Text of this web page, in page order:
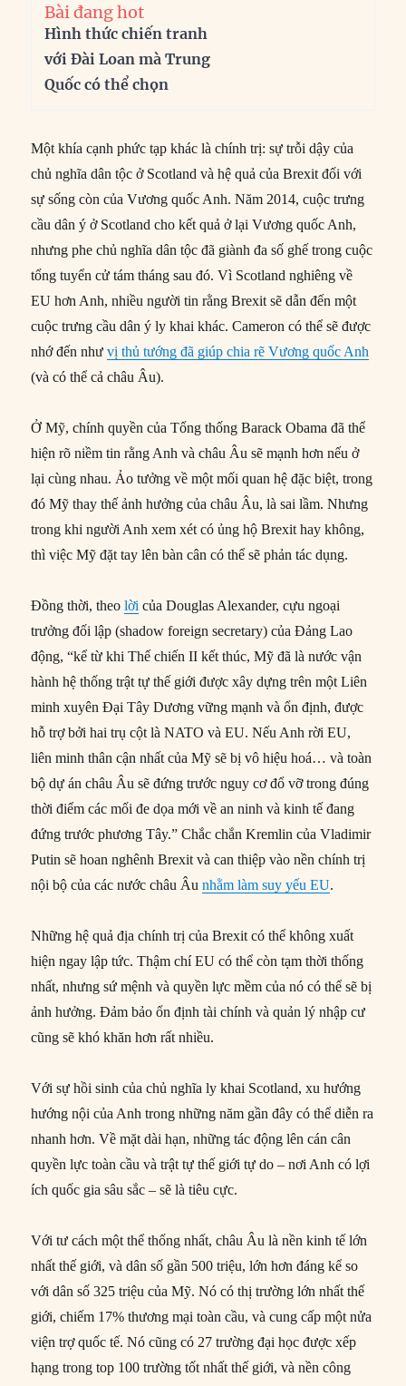
Bài đang hot
Hình thức chiến tranh
với Đài Loan mà Trung
Quốc có thể chọn
Một khía cạnh phức tạp khác là chính trị: sự trỗi dậy của
chủ nghĩa dân tộc ở Scotland và hệ quả của Brexit đối với
sự sống còn của Vương quốc Anh. Năm 2014, cuộc trưng
cầu dân ý ở Scotland cho kết quả ở lại Vương quốc Anh,
nhưng phe chủ nghĩa dân tộc đã giành đa số ghế trong cuộc
tổng tuyển cử tám tháng sau đó. Vì Scotland nghiêng về
EU hơn Anh, nhiều người tin rằng Brexit sẽ dẫn đến một
cuộc trưng cầu dân ý ly khai khác. Cameron có thể sẽ được
nhớ đến nhưvị thủ tướng đã giúp chia rẽ Vương quốc Anh
(và có thể cả châu Âu).
Ở Mỹ, chính quyền của Tổng thống Barack Obama đã thể
hiện rõ niềm tin rằng Anh và châu Âu sẽ mạnh hơn nếu ở
lại cùng nhau. Ảo tưởng về một mối quan hệ đặc biệt, trong
đó Mỹ thay thế ảnh hưởng của châu Âu, là sai lầm. Nhưng
trong khi người Anh xem xét có ủng hộ Brexit hay không,
thì việc Mỹ đặt tay lên bàn cân có thể sẽ phản tác dụng.
Đồng thời, theolời của Douglas Alexander, cựu ngoại
trưởng đối lập (shadow foreign secretary) của Đảng Lao
động, “kể từ khi Thế chiến II kết thúc, Mỹ đã là nước vận
hành hệ thống trật tự thế giới được xây dựng trên một Liên
minh xuyên Đại Tây Dương vững mạnh và ổn định, được
hỗ trợ bởi hai trụ cột là NATO và EU. Nếu Anh rời EU,
liên minh thân cận nhất của Mỹ sẽ bị vô hiệu hoá… và toàn
bộ dự án châu Âu sẽ đứng trước nguy cơ đổ vỡ trong đúng
thời điểm các mối đe dọa mới về an ninh và kinh tế đang
đứng trước phương Tây.” Chắc chắn Kremlin của Vladimir
Putin sẽ hoan nghênh Brexit và can thiệp vào nền chính trị
nội bộ của các nước châu Âunhằm làm suy yếu EU.
Những hệ quả địa chính trị của Brexit có thể không xuất
hiện ngay lập tức. Thậm chí EU có thể còn tạm thời thống
nhất, nhưng sứ mệnh và quyền lực mềm của nó có thể sẽ bị
ảnh hưởng. Đảm bảo ổn định tài chính và quản lý nhập cư
cũng sẽ khó khăn hơn rất nhiều.
Với sự hồi sinh của chủ nghĩa ly khai Scotland, xu hướng
hướng nội của Anh trong những năm gần đây có thể diễn ra
nhanh hơn. Về mặt dài hạn, những tác động lên cán cân
quyền lực toàn cầu và trật tự thế giới tự do – nơi Anh có lợi
ích quốc gia sâu sắc – sẽ là tiêu cực.
Với tư cách một thể thống nhất, châu Âu là nền kinh tế lớn
nhất thế giới, và dân số gần 500 triệu, lớn hơn đáng kể so
với dân số 325 triệu của Mỹ. Nó có thị trường lớn nhất thế
giới, chiếm 17% thương mại toàn cầu, và cung cấp một nửa
viện trợ quốc tế. Nó cũng có 27 trường đại học được xếp
hạng trong top 100 trường tốt nhất thế giới, và nền công